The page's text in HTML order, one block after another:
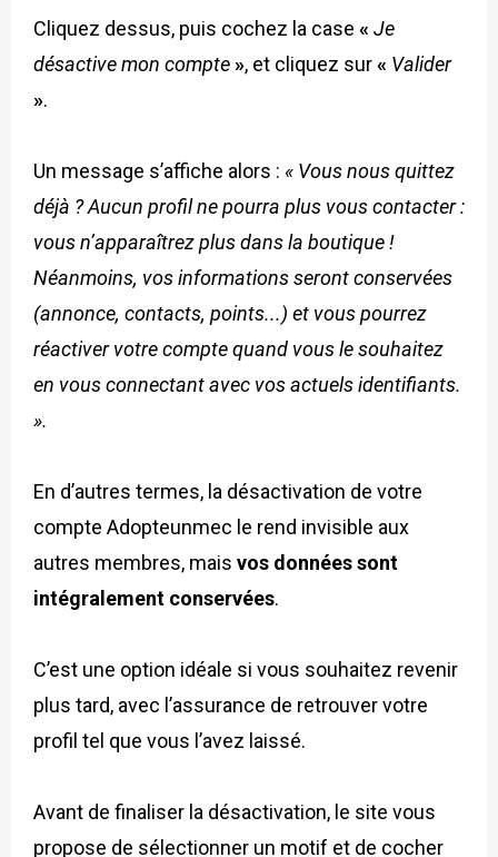
Cliquez dessus, puis cochez la case « Je
désactive mon compte », et cliquez sur« Valider
».
Un message s’affiche alors : « Vous nous quittez
déjà ? Aucun profil ne pourra plus vous contacter :
vous n’apparaîtrez plus dans la boutique !
Néanmoins, vos informations seront conservées
(annonce, contacts, points...) et vous pourrez
réactiver votre compte quand vous le souhaitez
en vous connectant avec vos actuels identifiants.
».
En d’autres termes, la désactivation de votre
compte Adopteunmec le rend invisible aux
autres membres, mais vos données sont
intégralement conservées.
C’est une option idéale si vous souhaitez revenir
plus tard, avec l’assurance de retrouver votre
profil tel que vous l’avez laissé.
Avant de finaliser la désactivation, le site vous
propose de sélectionner un motif et de cocher